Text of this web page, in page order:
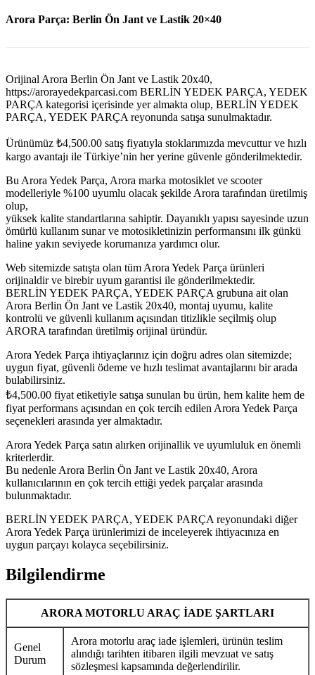
Arora Parça: Berlin Ön Jant ve Lastik 20×40
Orijinal Arora Berlin Ön Jant ve Lastik 20x40,
https://arorayedekparcasi.com BERLİN YEDEK PARÇA, YEDEK
PARÇA kategorisi içerisinde yer almakta olup, BERLİN YEDEK
PARÇA, YEDEK PARÇA reyonunda satışa sunulmaktadır.
Ürünümüz ₺4,500.00 satış fiyatıyla stoklarımızda mevcuttur ve hızlı
kargo avantajı ile Türkiye’nin her yerine güvenle gönderilmektedir.
Bu Arora Yedek Parça, Arora marka motosiklet ve scooter
modelleriyle %100 uyumlu olacak şekilde Arora tarafından üretilmiş
olup,
yüksek kalite standartlarına sahiptir. Dayanıklı yapısı sayesinde uzun
ömürlü kullanım sunar ve motosikletinizin performansını ilk günkü
haline yakın seviyede korumanıza yardımcı olur.
Web sitemizde satışta olan tüm Arora Yedek Parça ürünleri
orijinaldir ve birebir uyum garantisi ile gönderilmektedir.
BERLİN YEDEK PARÇA, YEDEK PARÇA grubuna ait olan
Arora Berlin Ön Jant ve Lastik 20x40, montaj uyumu, kalite
kontrolü ve güvenli kullanım açısından titizlikle seçilmiş olup
ARORA tarafından üretilmiş orijinal üründür.
Arora Yedek Parça ihtiyaçlarınız için doğru adres olan sitemizde;
uygun fiyat, güvenli ödeme ve hızlı teslimat avantajlarını bir arada
bulabilirsiniz.
₺4,500.00 fiyat etiketiyle satışa sunulan bu ürün, hem kalite hem de
fiyat performans açısından en çok tercih edilen Arora Yedek Parça
seçenekleri arasında yer almaktadır.
Arora Yedek Parça satın alırken orijinallik ve uyumluluk en önemli
kriterlerdir.
Bu nedenle Arora Berlin Ön Jant ve Lastik 20x40, Arora
kullanıcılarının en çok tercih ettiği yedek parçalar arasında
bulunmaktadır.
BERLİN YEDEK PARÇA, YEDEK PARÇA reyonundaki diğer
Arora Yedek Parça ürünlerimizi de inceleyerek ihtiyacınıza en
uygun parçayı kolayca seçebilirsiniz.
Bilgilendirme
ARORA MOTORLU ARAÇ İADE ŞARTLARI
Genel
Durum
Arora motorlu araç iade işlemleri, ürünün teslim
alındığı tarihten itibaren ilgili mevzuat ve satış
sözleşmesi kapsamında değerlendirilir.